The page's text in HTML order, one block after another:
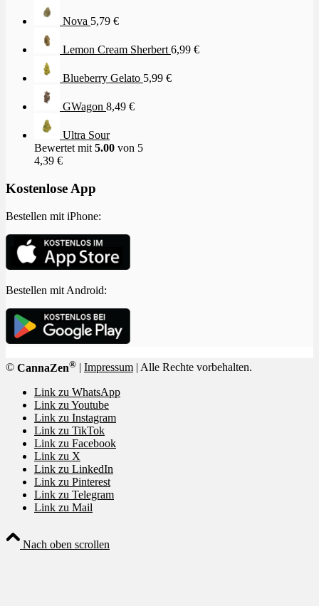
Nova 5,79 €
Lemon Cream Sherbert 6,99 €
Blueberry Gelato 5,99 €
GWagon 8,49 €
Ultra Sour
Bewertet mit 5.00 von 5
4,39 €
Kostenlose App
Bestellen mit iPhone:
Bestellen mit Android:
© CannaZen® Impressum | Alle Rechte vorbehalten.
Link zu WhatsApp
Link zu Youtube
Link zu Instagram
Link zu TikTok
Link zu Facebook
Link zu X
Link zu LinkedIn
Link zu Pinterest
Link zu Telegram
Link zu Mail
Nach oben scrollen